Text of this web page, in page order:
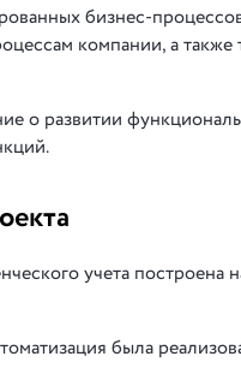
бизнес-
компании, а также
развитии
учета построена
была